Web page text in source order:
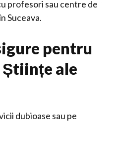
profesori sau centre de
Suceava.
pentru
ale
dubioase sau pe